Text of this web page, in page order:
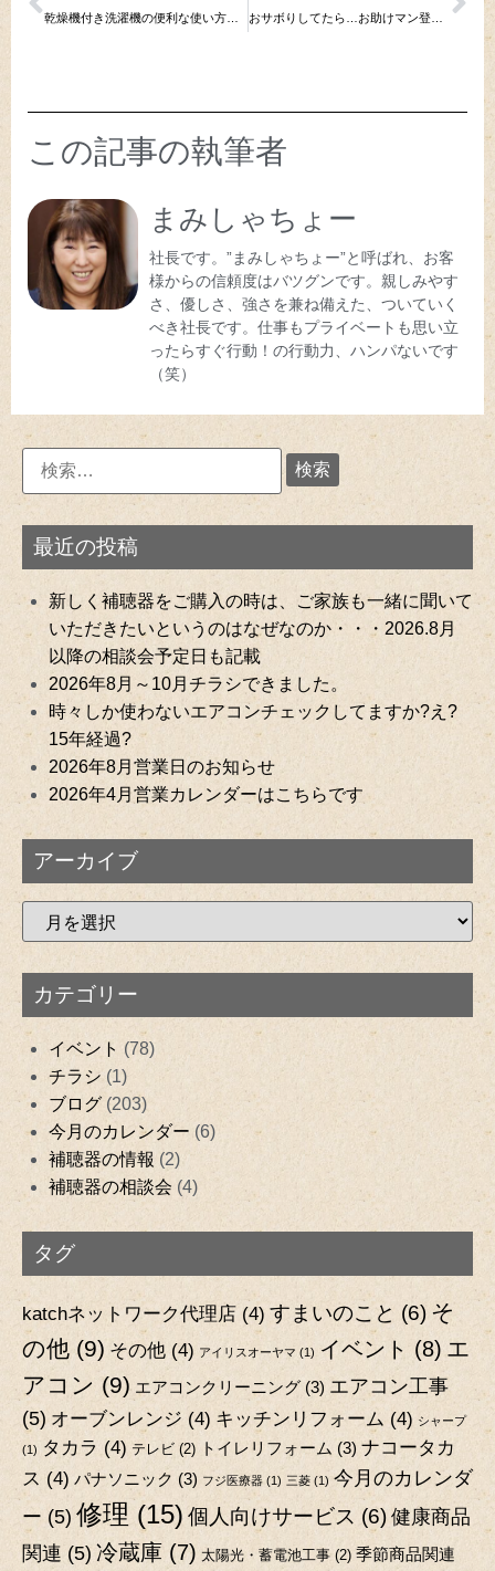
おサボりしてたら…お助けマン登場
この記事の執筆者
まみしゃちょー
社長です。”まみしゃちょー”と呼ばれ、お客
様からの信頼度はバツグンです。親しみやす
さ、優しさ、強さを兼ね備えた、ついていく
べき社長です。仕事もプライベートも思い立
ったらすぐ行動！の行動力、ハンパないです
（笑）
最近の投稿
新しく補聴器をご購入の時は、ご家族も一緒に聞いて
いただきたいというのはなぜなのか・・・2026.8月
以降の相談会予定日も記載
2026年8月～10月チラシできました。
時々しか使わないエアコンチェックしてますか?え?
15年経過?
2026年8月営業日のお知らせ
2026年4月営業カレンダーはこちらです
アーカイブ
カテゴリー
イベント (78)
チラシ(1)
ブログ (203)
今月のカレンダー (6)
補聴器の情報 (2)
補聴器の相談会 (4)
タグ
katchネットワーク代理店 (4) すまいのこと (6) そ
の他 (9) その他 (4) アイリスオーヤマ (1) イベント (8) エ
アコン (9) エアコンクリーニング(3) エアコン工事
(5) オーブンレンジ (4) キッチンリフォーム (4) シャープ
(1) タカラ (4) テレビ (2) トイレリフォーム (3) ナコータカ
ス (4) パナソニック (3) フジ医療器 (1) 三菱 (1) 今月のカレンダ
ー (5) 修理 (15) 個人向けサービス (6) 健康商品
関連 (5) 冷蔵庫 (7) 太陽光・蓄電池工事 (2) 季節商品関連